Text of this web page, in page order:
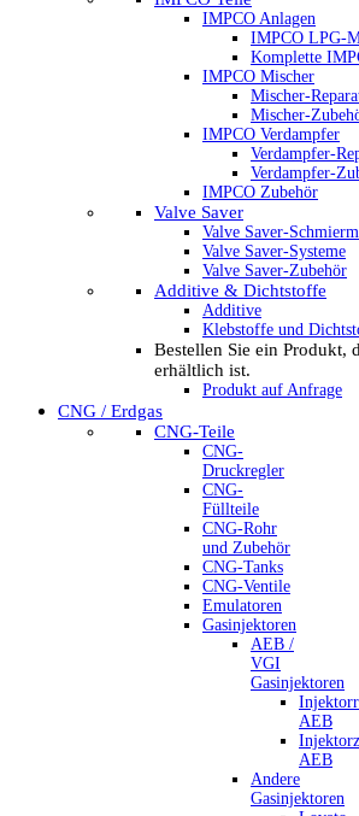
IMPCO Anlagen
IMPCO LPG-
Komplette
IMPCO Mischer
Mischer-
Mischer-
IMPCO Verdampfer
Verdampfer-
Verdampfer-
IMPCO Zubehör
Valve Saver
Valve Saver-
Valve Saver-Systeme
Valve Saver-Zubehör
Additive & Dichtstoffe
Additive
Klebstoffe und
Bestellen Sie ein Produkt,
erhältlich ist.
Produkt auf Anfrage
CNG / Erdgas
CNG-Teile
CNG-
Druckregler
CNG-
Füllteile
CNG-Rohr
und Zubehör
CNG-Tanks
CNG-Ventile
Emulatoren
Gasinjektoren
AEB /
VGI
Gasinjektoren
AEB
AEB
Andere
Gasinjektoren